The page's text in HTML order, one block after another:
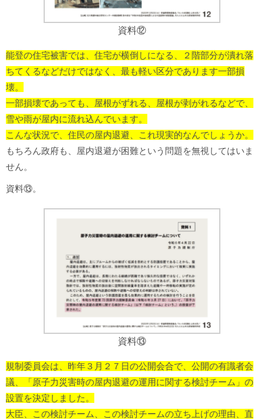
資料⑫
能登の住宅被害では、住宅が横倒しになる、２階部分が潰れ落
ちてくるなどだけではなく、最も軽い区分であります一部損
壊。
一部損壊であっても、屋根がずれる、屋根が剥がれるなどで、
雪や雨が屋内に流れ込んでいます。
こんな状況で、住民の屋内退避、これ現実的なんでしょうか。
もちろん政府も、屋内退避が困難という問題を無視してはいま
せん。
資料⑬。
資料⑬
規制委員会は、昨年３月２７日の公開会合で、公開の有識者会
議、「原子力災害時の屋内退避の運用に関する検討チーム」の
設置を決定しました。
大臣、この検討チーム、この検討チームの立ち上げの理由、直